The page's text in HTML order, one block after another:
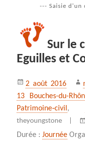
--- Saisie d'un
Sur le
Eguilles et
Publié
le
2 août 2016
13 Bouches-du-
Patrimoine‑civil ,
theyoungstone |
Durée :Journée